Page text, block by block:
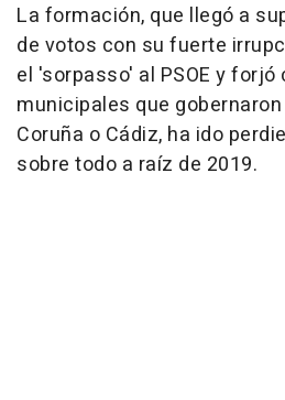
La formación, que llegó a
de votos con su fuerte
el 'sorpasso' al PSOE y
municipales que
Coruña o Cádiz, ha ido
sobre todo a raíz de 2019.